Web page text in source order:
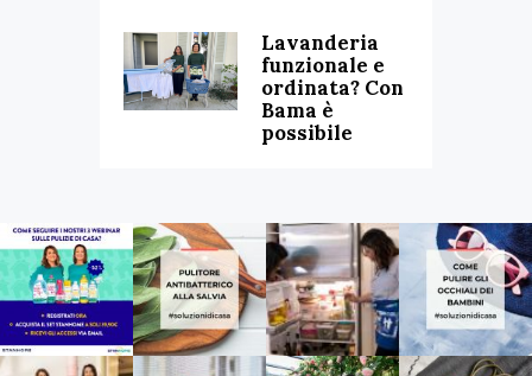
Lavanderia
funzionale e
ordinata? Con
Bama è
possibile